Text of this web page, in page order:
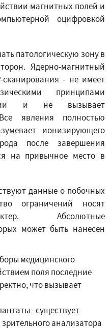
магнитных полей и
оцифровкой
патологическую зону в
Ядерно-магнитный
- не имеет
принципами
и не вызывает
явления полностью
ионизирующего
после завершения
на привычное место в
данные о побочных
ограничений носят
Абсолютные
может быть нанесен
медицинского
поля последние
что вызывает
- существует
анализатора